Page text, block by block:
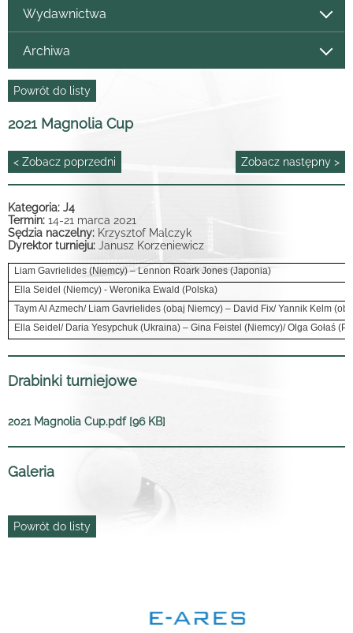
Wydawnictwa
Archiwa
Powrót do listy
2021 Magnolia Cup
< Zobacz poprzedni Zobacz następny >
Kategoria: J4
Termin: 14-21 marca 2021
Sędzia naczelny: Krzysztof Malczyk
Dyrektor turnieju: Janusz Korzeniewicz
Liam Gavrielides (Niemcy) – Lennon Roark Jones (Japonia)
Ella Seidel (Niemcy) - Weronika Ewald (Polska)
Taym Al Azmech/ Liam Gavrielides (obaj Niemcy) – David Fix/ Yannik Kelm
Ella Seidel/ Daria Yesypchuk (Ukraina) – Gina Feistel (Niemcy)/ Olga Gołaś
Drabinki turniejowe
2021 Magnolia Cup.pdf [96 KB]
Galeria
Powrót do listy